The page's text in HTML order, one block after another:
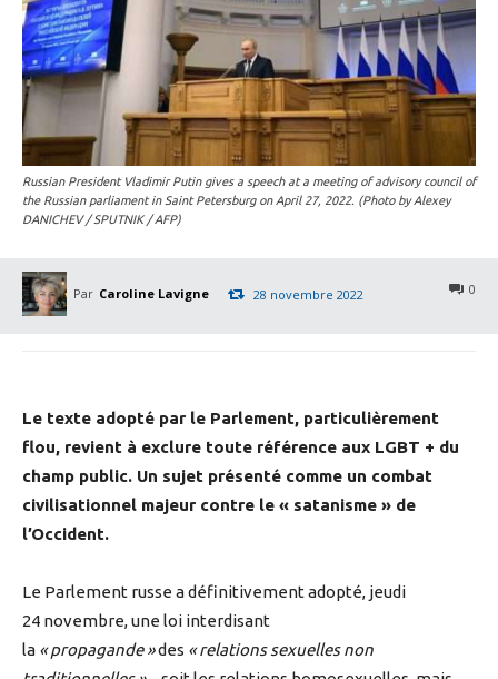
Russian President Vladimir Putin gives a speech at a meeting of advisory council of
the Russian parliament in Saint Petersburg on April 27, 2022. (Photo by Alexey
DANICHEV / SPUTNIK / AFP)
Par Caroline Lavigne 0
28 novembre 2022
Le texte adopté par le Parlement, particulièrement
flou, revient à exclure toute référence aux LGBT + du
champ public. Un sujet présenté comme un combat
civilisationnel majeur contre le « satanisme » de
l’Occident.
Le Parlement russe a définitivement adopté, jeudi
24 novembre, une loi interdisant
la « propagande »des « relations sexuelles non